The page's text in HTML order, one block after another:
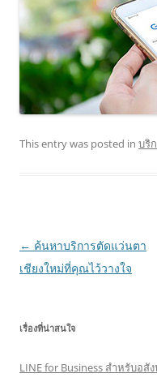
This entry was posted in บริ
Post
navigation
← ค้นหาบริการตัดแว่นตา
เชียงใหม่ที่คุณไว้วางใจ
เรื่องที่น่าสนใจ
LINE for Business สำหรับอสั